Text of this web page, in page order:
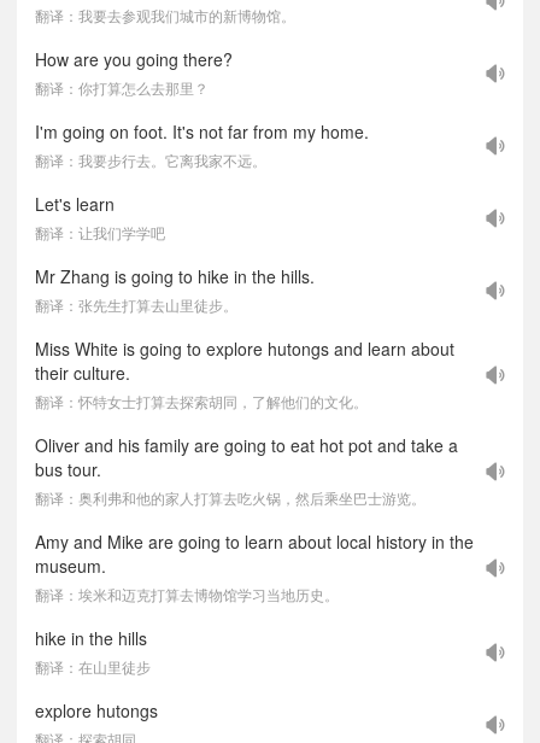
翻译：我要去参观我们城市的新博物馆。
How are you going there?
翻译：你打算怎么去那里？
I'm going on foot. It's not far from my home.
翻译：我要步行去。它离我家不远。
Let's learn
翻译：让我们学学吧
Mr Zhang is going to hike in the hills.
翻译：张先生打算去山里徒步。
Miss White is going to explore hutongs and learn about
their culture.
翻译：怀特女士打算去探索胡同，了解他们的文化。
Oliver and his family are going to eat hot pot and take a
bus tour.
翻译：奥利弗和他的家人打算去吃火锅，然后乘坐巴士游览。
Amy and Mike are going to learn about local history in the
museum.
翻译：埃米和迈克打算去博物馆学习当地历史。
hike in the hills
翻译：在山里徒步
explore hutongs
翻译：探索胡同